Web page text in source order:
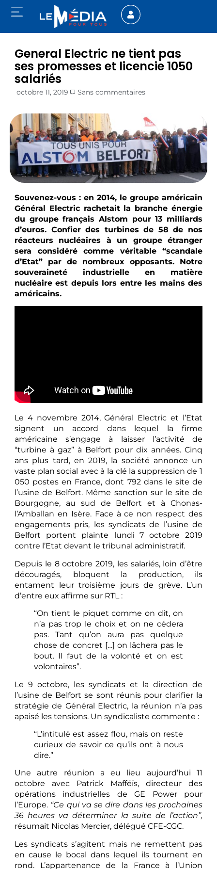
General Electric ne tient pas
ses promesses et licencie 1050
salariés
octobre 11, 2019 Sans commentaires
Souvenez-vous : en 2014, le groupe américain
Général Electric rachetait la branche énergie
du groupe français Alstom pour 13 milliards
d’euros. Confier des turbines de 58 de nos
réacteurs nucléaires à un groupe étranger
sera considéré comme véritable “scandale
d’Etat” par de nombreux opposants. Notre
souveraineté industrielle en matière
nucléaire est depuis lors entre les mains des
américains.
Le 4 novembre 2014, Général Electric et l’Etat
signent un accord dans lequel la firme
américaine s’engage à laisser l’activité de
“turbine à gaz” à Belfort pour dix années. Cinq
ans plus tard, en 2019, la société annonce un
vaste plan social avec à la clé la suppression de 1
050 postes en France, dont 792 dans le site de
l’usine de Belfort. Même sanction sur le site de
Bourgogne, au sud de Belfort et à Chonas-
l’Amballan en Isère. Face à ce non respect des
engagements pris, les syndicats de l’usine de
Belfort portent plainte lundi 7 octobre 2019
contre l’Etat devant le tribunal administratif.
Depuis le 8 octobre 2019, les salariés, loin d’être
découragés, bloquent la production, ils
entament leur troisième jours de grève. L’un
d’entre eux affirme sur RTL :
“On tient le piquet comme on dit, on
n’a pas trop le choix et on ne cédera
pas. Tant qu’on aura pas quelque
chose de concret […] on lâchera pas le
bout. Il faut de la volonté et on est
volontaires”.
Le 9 octobre, les syndicats et la direction de
l’usine de Belfort se sont réunis pour clarifier la
stratégie de Général Electric, la réunion n’a pas
apaisé les tensions. Un syndicaliste commente :
“L’intitulé est assez flou, mais on reste
curieux de savoir ce qu’ils ont à nous
dire.”
Une autre réunion a eu lieu aujourd’hui 11
octobre avec Patrick Mafféïs, directeur des
opérations industrielles de GE Power pour
l’Europe. “Ce qui va se dire dans les prochaines
36 heures va déterminer la suite de l’action”,
résumait Nicolas Mercier, délégué CFE-CGC.
Les syndicats s’agitent mais ne remettent pas
en cause le bocal dans lequel ils tournent en
rond. L’appartenance de la France à l’Union